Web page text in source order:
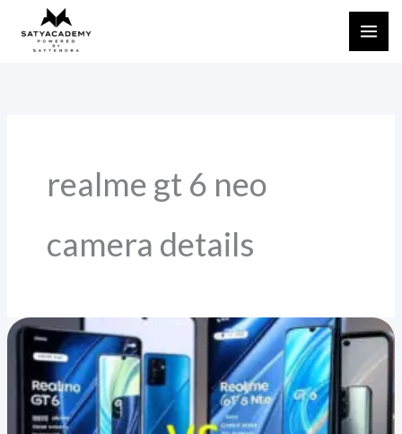
realme gt 6 neo
camera details
Realme
GT
6
Neo
vs